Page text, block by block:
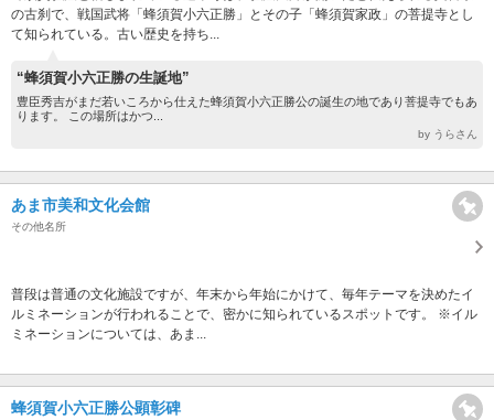
の古刹で、戦国武将「蜂須賀小六正勝」とその子「蜂須賀家政」の菩提寺とし
て知られている。古い歴史を持ち...
“蜂須賀小六正勝の生誕地”
豊臣秀吉がまだ若いころから仕えた蜂須賀小六正勝公の誕生の地であり菩提寺でもあ
ります。 この場所はかつ...
by うらさん
あま市美和文化会館
その他名所
普段は普通の文化施設ですが、年末から年始にかけて、毎年テーマを決めたイ
ルミネーションが行われることで、密かに知られているスポットです。 ※イル
ミネーションについては、あま...
蜂須賀小六正勝公顕彰碑